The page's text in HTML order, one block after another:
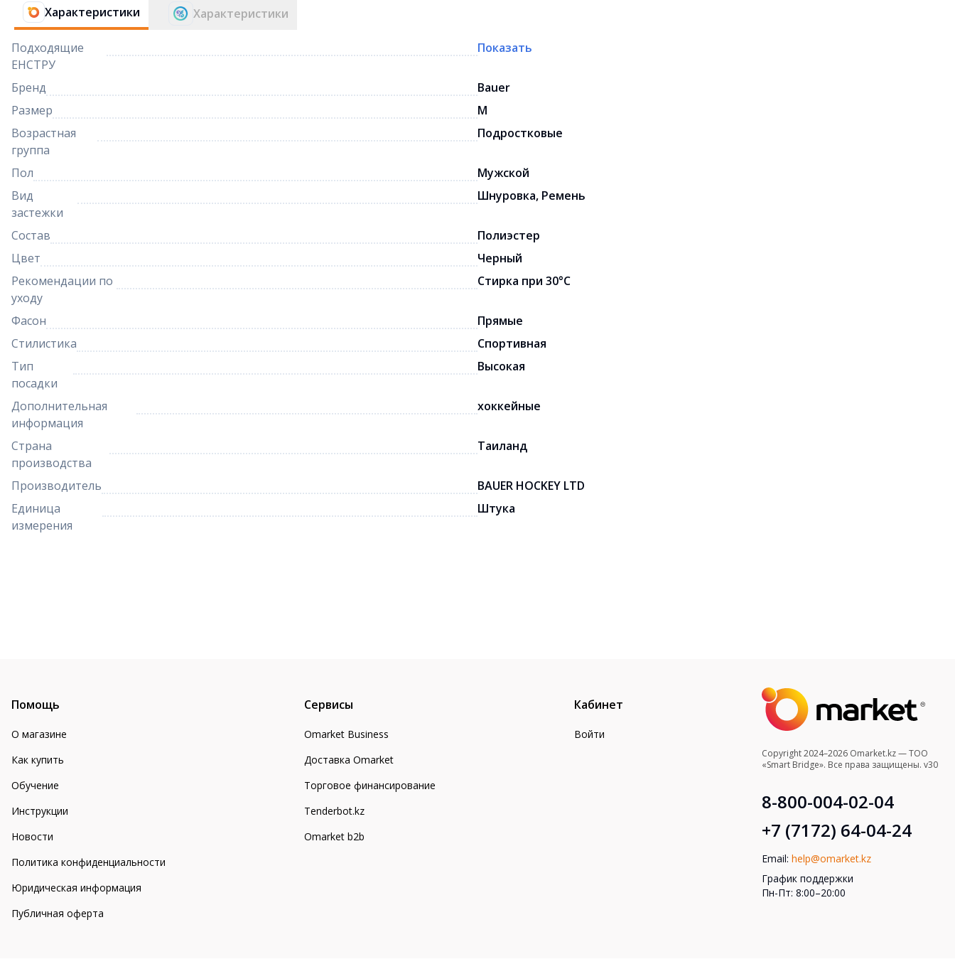
Характеристики Характеристики
Подходящие
ЕНСТРУ
Показать
Бренд
Bauer
Размер
M
Возрастная
группа
Подростковые
Пол
Мужской
Вид
застежки
Шнуровка, Ремень
Состав
Полиэстер
Цвет
Черный
Рекомендации по
уходу
Стирка при 30°C
Фасон
Прямые
Стилистика
Спортивная
Тип
посадки
Высокая
Дополнительная
информация
хоккейные
Страна
производства
Таиланд
Производитель
BAUER HOCKEY LTD
Единица
измерения
Штука
Помощь
О магазине
Как купить
Обучение
Инструкции
Новости
Политика конфиденциальности
Юридическая информация
Публичная оферта
Сервисы
Omarket Business
Доставка Omarket
Торговое финансирование
Tenderbot.kz
Omarket b2b
Кабинет
Войти
Copyright 2024–2026 Omarket.kz — ТОО
«Smart Bridge». Все права защищены. v30
8-800-004-02-04
+7 (7172) 64-04-24
Email: help@omarket.kz
График поддержки
Пн-Пт: 8:00–20:00